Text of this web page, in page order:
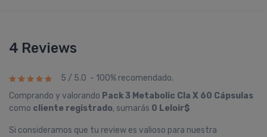
4 Reviews
5 / 5.0 - 100% recomendado.
Comprando y valorando Pack 3 Metabolic Cla X 60 Cápsulas
como cliente registrado, sumarás 0 Leloir$
Si consideramos que tu review es valioso para nuestra